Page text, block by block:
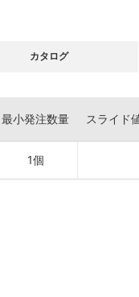
カタログ
最小発注数量 スライド
1個